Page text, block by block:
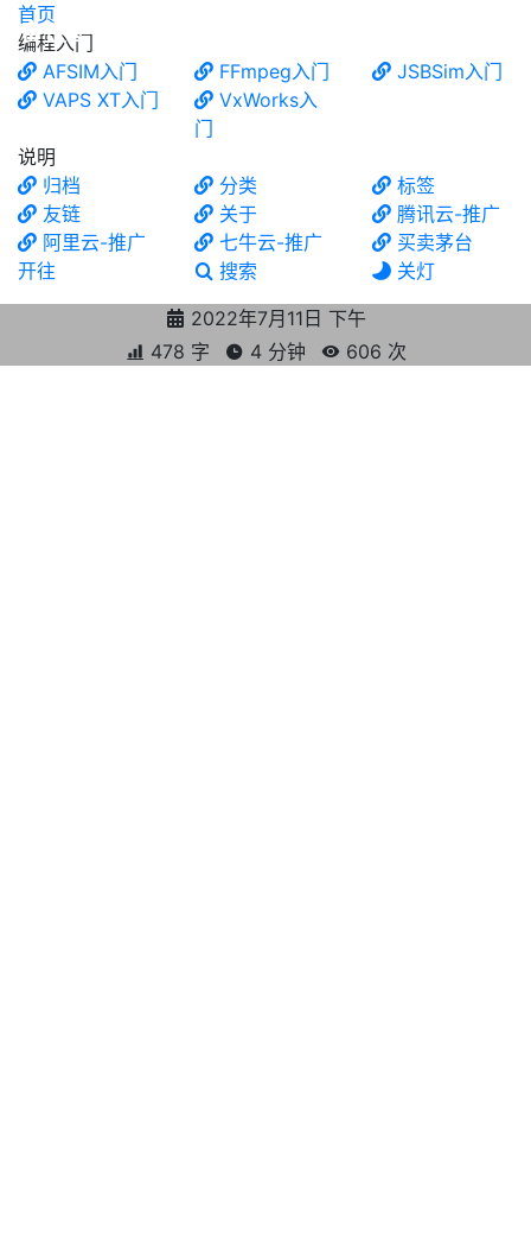
食铁兽
首页
编程入门
AFSIM入门
FFmpeg入门
JSBSim入门
VAPS XT入门
VxWorks入
门
说明
归档
分类
标签
友链
关于
腾讯云-推广
阿里云-推广
七牛云-推广
买卖茅台
开往
搜索
关灯
2022年7月11日 下午
478 字
4 分钟 606 次